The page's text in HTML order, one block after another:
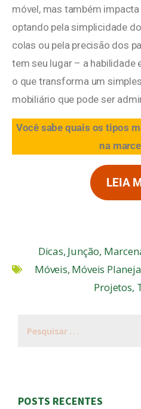
móvel, mas também
optando pela simplicidade
colas ou pela precisão dos
tem seu lugar – a habilidade
o que transforma um
mobiliário que pode ser
Você sabe quais os tipos
na
LEIA
Dicas, Junção,
Móveis, Móveis
Projetos,
POSTS RECENTES